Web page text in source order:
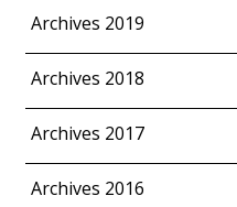
Archives 2019
Archives 2018
Archives 2017
Archives 2016